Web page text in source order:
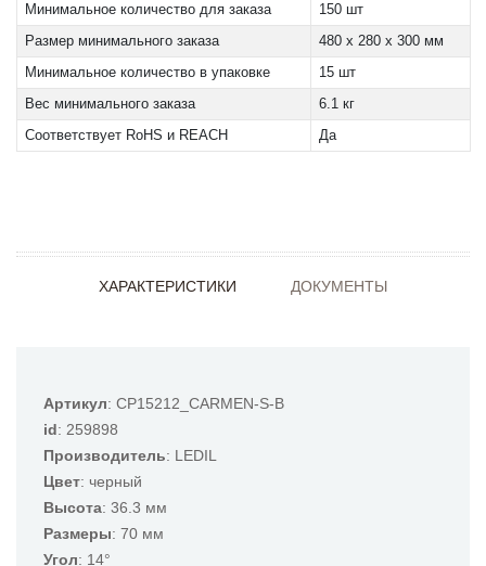
Минимальное количество для заказа
150 шт
Размер минимального заказа
480 x 280 x 300 мм
Минимальное количество в упаковке
15 шт
Вес минимального заказа
6.1 кг
Соответствует RoHS и REACH
Да
ХАРАКТЕРИСТИКИ ДОКУМЕНТЫ
Артикул: CP15212_CARMEN-S-B
id: 259898
Производитель: LEDIL
Цвет: черный
Высота: 36.3 мм
Размеры: 70 мм
Угол: 14°